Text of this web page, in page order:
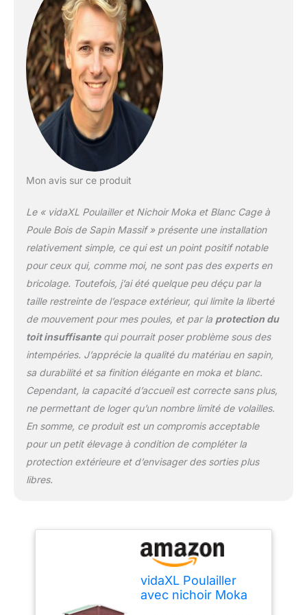
également votre
surveillance des poulets
et leur permet d’obtenir
assez d’air frais Le
poulailler est construit en
bois de sapin massif, ce
qui le rend durable De
plus, le toit inclinable est
recouvert de tissu
résistant à l’eau et
Mon avis sur ce produit
Le « vidaXL Poulailler et Nichoir Moka et Blanc Cage à
Poule Bois de Sapin Massif » présente une installation
relativement simple, ce qui est un point positif notable
pour ceux qui, comme moi, ne sont pas des experts en
bricolage. Toutefois, j’ai été quelque peu déçu par la
taille restreinte de l’espace extérieur, qui limite la liberté
de mouvement pour mes poules, et par la protection du
toit insuffisantequi pourrait poser problème sous des
intempéries. J’apprécie la qualité du matériau en sapin,
sa durabilité et sa finition élégante en moka et blanc.
Cependant, la capacité d’accueil est correcte sans plus,
ne permettant de loger qu’un nombre limité de volailles.
En somme, ce produit est un compromis acceptable
pour un petit élevage à condition de compléter la
protection extérieure et d’envisager des sorties plus
libres.
vidaXL Poulailler
avec nichoir Moka